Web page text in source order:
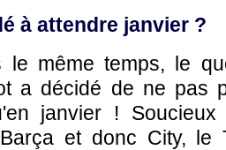
à attendre janvier ?
le même temps, le
a décidé de ne pas
janvier !
et donc City, le